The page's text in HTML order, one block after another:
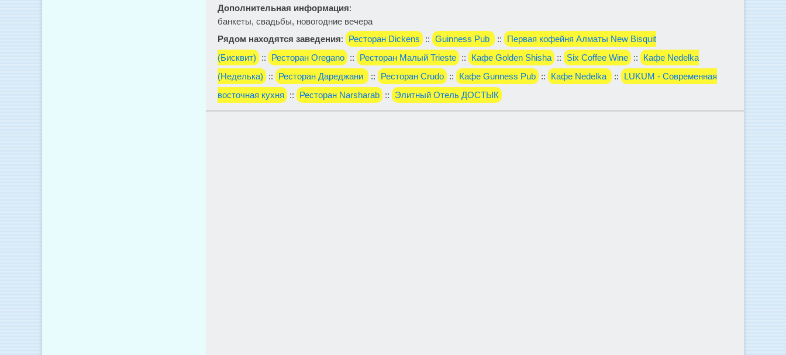
Дополнительная информация:
банкеты, свадьбы, новогодние вечера
Рядом находятся заведения: Ресторан Dickens :: Guinness Pub ::
Первая кофейня Алматы New Bisquit
(Бисквит)
:: Ресторан Oregano :: Ресторан Малый Trieste :: Кафе Golden Shisha :: Six Сoffee Wine ::
Кафе Nedelka
(Неделька)
:: Ресторан Дареджани :: Ресторан Crudo :: Кафе Gunness Pub :: Кафе Nedelka ::
LUKUM - Современная
восточная кухня
:: Ресторан Narsharab :: Элитный Отель ДОСТЫК